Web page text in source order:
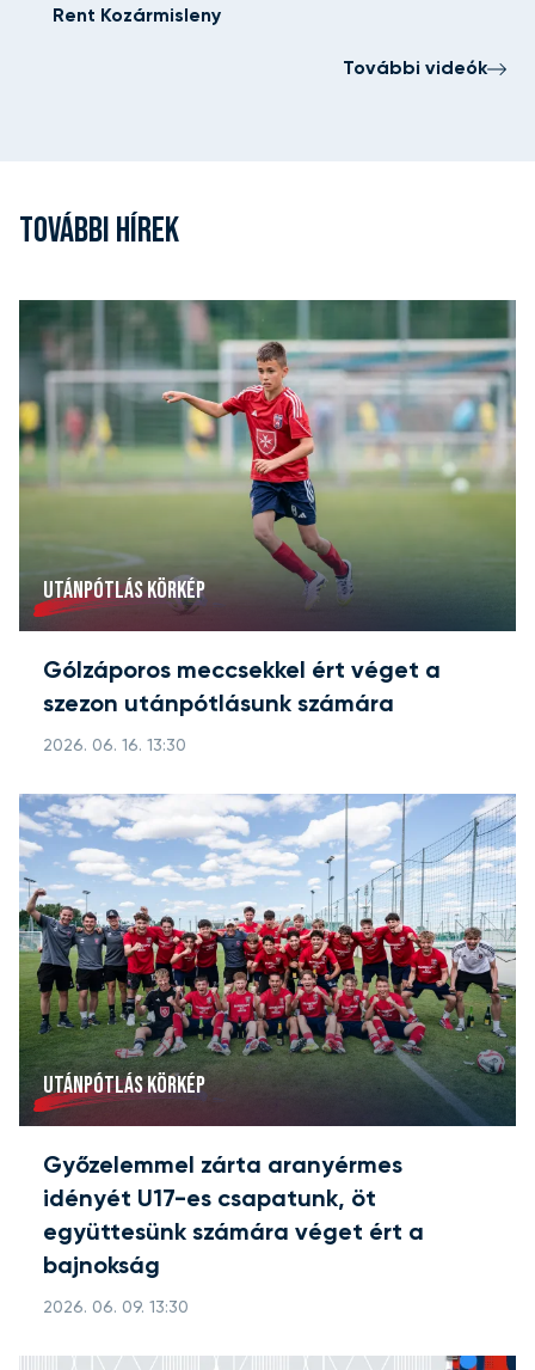
Rent Kozármisleny
További videók
TOVÁBBI HÍREK
UTÁNPÓTLÁS KÖRKÉP
Gólzáporos meccsekkel ért véget a
szezon utánpótlásunk számára
2026. 06. 16. 13:30
UTÁNPÓTLÁS KÖRKÉP
Győzelemmel zárta aranyérmes
idényét U17-es csapatunk, öt
együttesünk számára véget ért a
bajnokság
2026. 06. 09. 13:30